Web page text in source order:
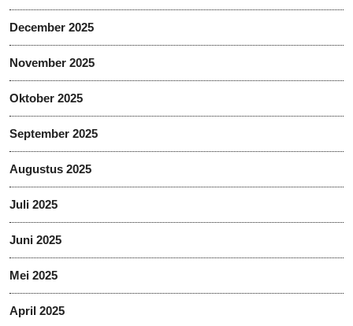
December 2025
November 2025
Oktober 2025
September 2025
Augustus 2025
Juli 2025
Juni 2025
Mei 2025
April 2025